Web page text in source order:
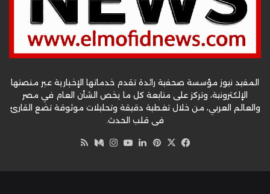
المفيد نيوز مؤسسة صحفية رائدة تقدم خدماتها الإخبارية عبر منصتها
الإلكترونية، وتركز على متابعة كل ما يخص الشأن العام في مصر
والعالم العربي، من خلال تغطية دقيقة وتحليلات موثوقة تضع القارئ
في قلب الحدث.
فيسبوك
‫X بينتيريست
لينكدإن‫YouTube
انستقرام
وسط